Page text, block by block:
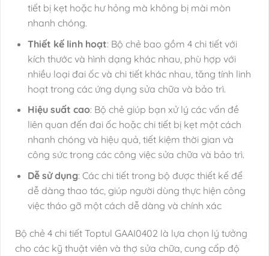
tiết bị kẹt hoặc hư hỏng mà không bị mài mòn
nhanh chóng.
Thiết kế linh hoạt: Bộ chẻ bao gồm 4 chi tiết với
kích thước và hình dạng khác nhau, phù hợp với
nhiều loại đai ốc và chi tiết khác nhau, tăng tính linh
hoạt trong các ứng dụng sửa chữa và bảo trì.
Hiệu suất cao: Bộ chẻ giúp bạn xử lý các vấn đề
liên quan đến đai ốc hoặc chi tiết bị kẹt một cách
nhanh chóng và hiệu quả, tiết kiệm thời gian và
công sức trong các công việc sửa chữa và bảo trì.
Dễ sử dụng: Các chi tiết trong bộ được thiết kế để
dễ dàng thao tác, giúp người dùng thực hiện công
việc tháo gỡ một cách dễ dàng và chính xác
Bộ chẻ 4 chi tiết Toptul GAAI0402 là lựa chọn lý tưởng
cho các kỹ thuật viên và thợ sửa chữa, cung cấp độ